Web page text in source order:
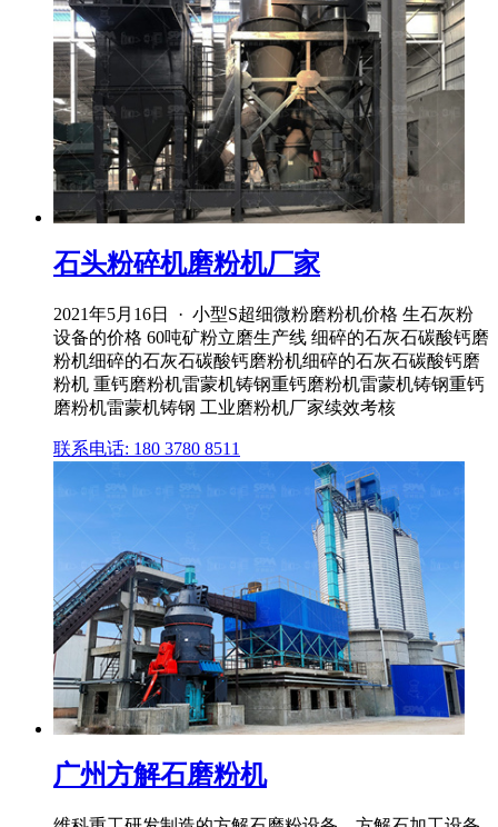
石头粉碎机磨粉机厂家
2021年5月16日 · 小型S超细微粉磨粉机价格 生石灰粉
设备的价格 60吨矿粉立磨生产线 细碎的石灰石碳酸钙磨
粉机细碎的石灰石碳酸钙磨粉机细碎的石灰石碳酸钙磨
粉机 重钙磨粉机雷蒙机铸钢重钙磨粉机雷蒙机铸钢重钙
磨粉机雷蒙机铸钢 工业磨粉机厂家续效考核
联系电话: 180 3780 8511
广州方解石磨粉机